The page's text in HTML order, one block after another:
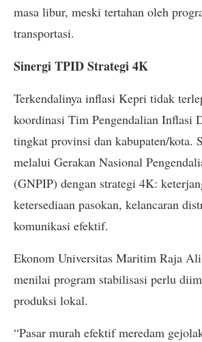
masa libur, meski tertahan oleh
transportasi.
Sinergi TPID Strategi 4K
Terkendalinya inflasi Kepri tidak
koordinasi Tim Pengendalian Inflasi
tingkat provinsi dan kabupaten/kota.
melalui Gerakan Nasional
(GNPIP) dengan strategi 4K:
ketersediaan pasokan, kelancaran
komunikasi efektif.
Ekonom Universitas Maritim Raja
menilai program stabilisasi perlu
produksi lokal.
“Pasar murah efektif meredam